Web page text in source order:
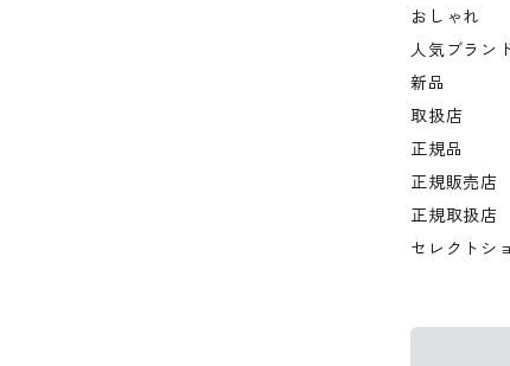
おしゃれ
人気ブラン
新品
取扱店
正規品
正規販売店
正規取扱店
セレクトシ